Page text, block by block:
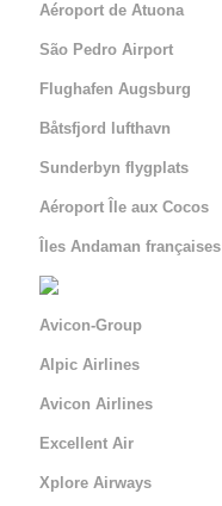
Aéroport de Atuona
São Pedro Airport
Flughafen Augsburg
Båtsfjord lufthavn
Sunderbyn flygplats
Aéroport Île aux Cocos
Îles Andaman françaises
Avicon-Group
Alpic Airlines
Avicon Airlines
Excellent Air
Xplore Airways